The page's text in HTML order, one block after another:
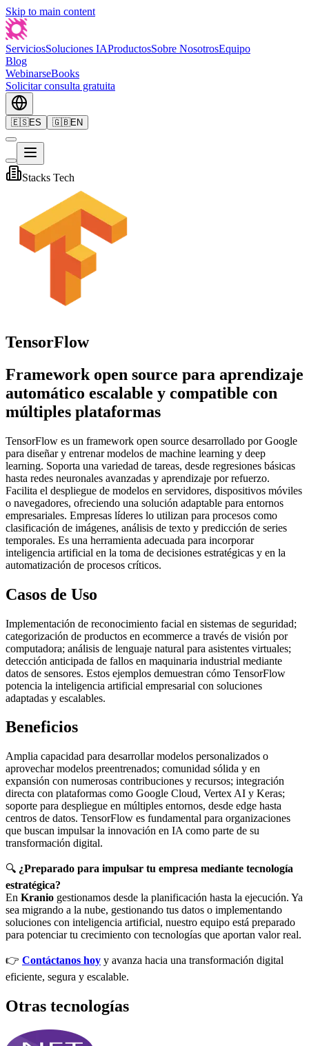
Skip to main content
ServiciosSoluciones IAProductosSobre NosotrosEquipo
Blog
WebinarseBooks
Solicitar consulta gratuita
🇪🇸ES 🇬🇧EN
Stacks Tech
TensorFlow
Framework open source para aprendizaje
automático escalable y compatible con
múltiples plataformas
TensorFlow es un framework open source desarrollado por Google
para diseñar y entrenar modelos de machine learning y deep
learning. Soporta una variedad de tareas, desde regresiones básicas
hasta redes neuronales avanzadas y aprendizaje por refuerzo.
Facilita el despliegue de modelos en servidores, dispositivos móviles
o navegadores, ofreciendo una solución adaptable para entornos
empresariales. Empresas líderes lo utilizan para procesos como
clasificación de imágenes, análisis de texto y predicción de series
temporales. Es una herramienta adecuada para incorporar
inteligencia artificial en la toma de decisiones estratégicas y en la
automatización de procesos críticos.
Casos de Uso
Implementación de reconocimiento facial en sistemas de seguridad;
categorización de productos en ecommerce a través de visión por
computadora; análisis de lenguaje natural para asistentes virtuales;
detección anticipada de fallos en maquinaria industrial mediante
datos de sensores. Estos ejemplos demuestran cómo TensorFlow
potencia la inteligencia artificial empresarial con soluciones
adaptadas y escalables.
Beneficios
Amplia capacidad para desarrollar modelos personalizados o
aprovechar modelos preentrenados; comunidad sólida y en
expansión con numerosas contribuciones y recursos; integración
directa con plataformas como Google Cloud, Vertex AI y Keras;
soporte para despliegue en múltiples entornos, desde edge hasta
centros de datos. TensorFlow es fundamental para organizaciones
que buscan impulsar la innovación en IA como parte de su
transformación digital.
🔍 ¿Preparado para impulsar tu empresa mediante tecnología
estratégica?
En Kranio gestionamos desde la planificación hasta la ejecución. Ya
sea migrando a la nube, gestionando tus datos o implementando
soluciones con inteligencia artificial, nuestro equipo está preparado
para potenciar tu crecimiento con tecnologías que aportan valor real.
👉 Contáctanos hoy y avanza hacia una transformación digital
eficiente, segura y escalable.
Otras tecnologías